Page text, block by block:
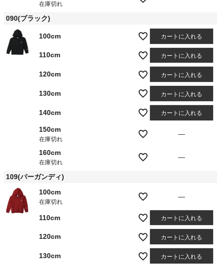
在庫切れ
090(ブラック)
100cm カートに入れる
110cm カートに入れる
120cm カートに入れる
130cm カートに入れる
140cm カートに入れる
150cm
在庫切れ
—
160cm
在庫切れ
—
109(バーガンディ)
100cm
在庫切れ
—
110cm カートに入れる
120cm カートに入れる
130cm カートに入れる